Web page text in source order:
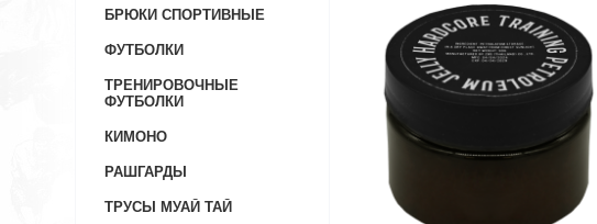
БРЮКИ СПОРТИВНЫЕ
ФУТБОЛКИ
ТРЕНИРОВОЧНЫЕ
ФУТБОЛКИ
КИМОНО
РАШГАРДЫ
ТРУСЫ МУАЙ ТАЙ